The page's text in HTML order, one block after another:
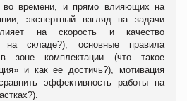
во времени, и прямо влияющих на
экспертный взгляд на задачи
на скорость и качество
на складе?), основные правила
зоне комплектации (что такое
и как ее достичь?), мотивация
эффективность работы на